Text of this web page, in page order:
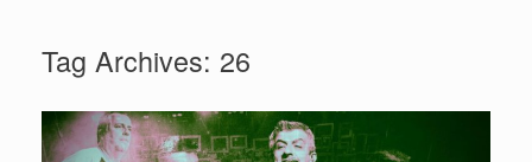
Tag Archives: 26